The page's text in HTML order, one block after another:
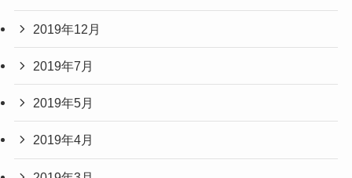
2019年12月
2019年7月
2019年5月
2019年4月